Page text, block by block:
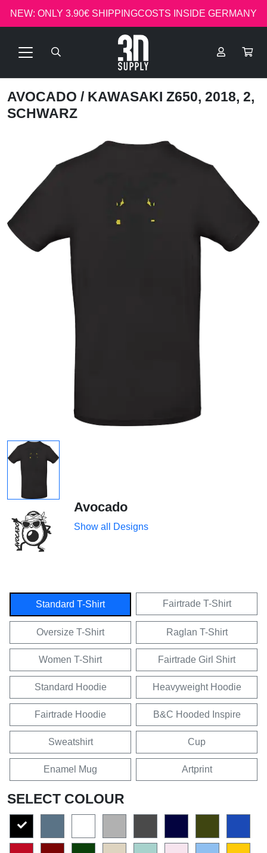
NEW: ONLY 3.90€ SHIPPINGCOSTS INSIDE GERMANY
AVOCADO / KAWASAKI Z650, 2018, 2,
SCHWARZ
Avocado
Show all Designs
Standard T-Shirt Fairtrade T-Shirt
Oversize T-Shirt Raglan T-Shirt
Women T-Shirt Fairtrade Girl Shirt
Standard Hoodie Heavyweight Hoodie
Fairtrade Hoodie B&C Hooded Inspire
Sweatshirt Cup
Enamel Mug Artprint
SELECT COLOUR